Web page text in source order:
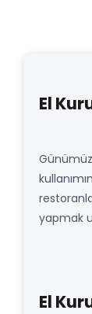
El
yapmak
El